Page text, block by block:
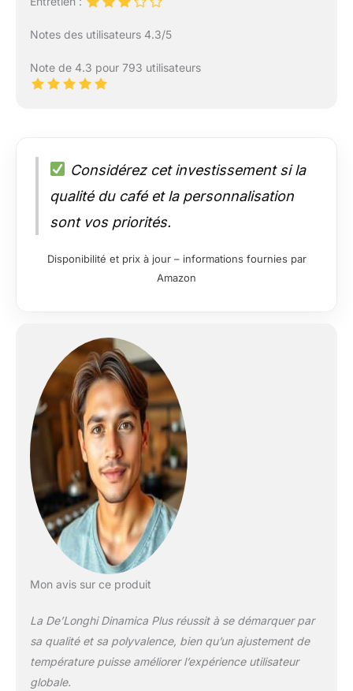
Notes des utilisateurs 4.3/5
Note de 4.3 pour 793 utilisateurs
Considérez cet investissement si la
qualité du café et la personnalisation
sont vos priorités.
Disponibilité et prix à jour – informations fournies par
Amazon
Mon avis sur ce produit
La De’Longhi Dinamica Plus réussit à se démarquer par
sa qualité et sa polyvalence, bien qu’un ajustement de
température puisse améliorer l’expérience utilisateur
globale.